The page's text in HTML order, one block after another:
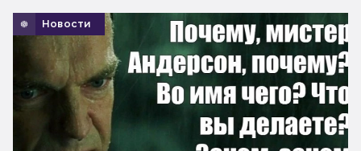
Новости